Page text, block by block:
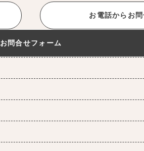
お電話からお
お問合せフォーム